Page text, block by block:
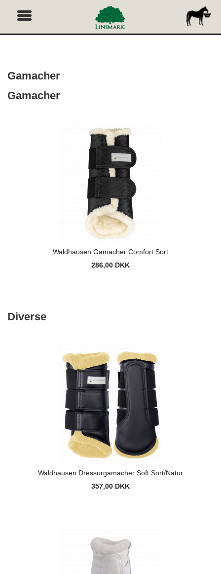
Gamacher
Gamacher
Waldhausen Gamacher Comfort Sort
286,00 DKK
Diverse
Waldhausen Dressurgamacher Soft Sort/Natur
357,00 DKK